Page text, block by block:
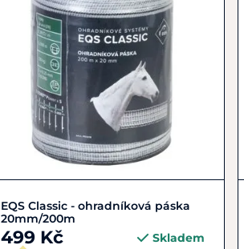
Do košíku
EQS Classic - ohradníková páska
20mm/200m
499 Kč Skladem